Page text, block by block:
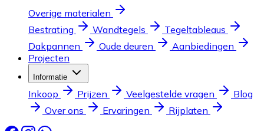
Overige materialen
Bestrating
Wandtegels
Tegeltableaus
Dakpannen
Oude deuren
Aanbiedingen
Projecten
Informatie
Inkoop Prijzen Veelgestelde vragen
Blog
Over ons
Ervaringen Rijplaten